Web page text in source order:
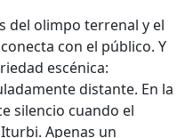
del olimpo terrenal y el
con el público. Y
escénica:
distante. En la
silencio cuando el
Apenas un